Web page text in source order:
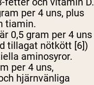
per 4 uns, plus
tiamin.
0,5 gram per 4 uns
tillagat nötkött [6])
aminosyror.
per 4 uns,
hjärnvänliga